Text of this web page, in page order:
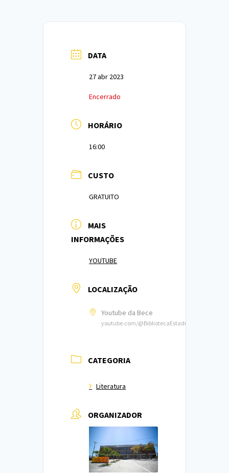
DATA
27 abr 2023
Encerrado
HORÁRIO
16:00
CUSTO
GRATUITO
MAIS
INFORMAÇÕES
YOUTUBE
LOCALIZAÇÃO
Youtube da Bece
youtube.com/@BibliotecaEstadualdoCeara
CATEGORIA
Literatura
ORGANIZADOR